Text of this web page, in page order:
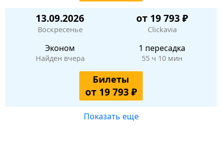
13.09.2026
Воскресенье
от 19 793 ₽
Clickavia
Эконом
Найден вчера
1 пересадка
55 ч 10 мин
Билеты
от 19 793 ₽
Показать еще